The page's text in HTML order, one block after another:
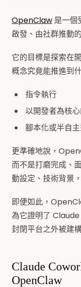
OpenClaw是一
啟發、由社群推動
它的目標是探索在
概念究竟能推進到
指令執行
以開發者為核
腳本化或半自
更準確地說，
而不是打磨完成、
動設定、技術背景
即便如此，
為它證明了
封閉平台之外被建
Claude
OpenClaw